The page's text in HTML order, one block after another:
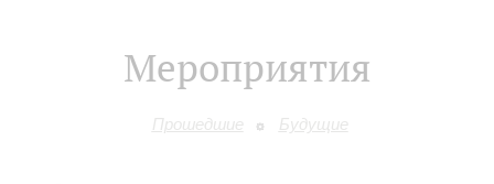
Мероприятия
Прошедшие Будущие